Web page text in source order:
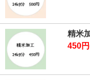
精米
450